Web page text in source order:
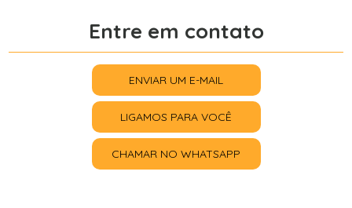
Entre em contato
ENVIAR UM E-MAIL
LIGAMOS PARA VOCÊ
CHAMAR NO WHATSAPP